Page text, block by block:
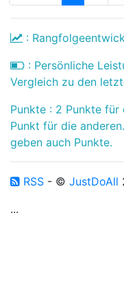
:
: Persönliche
Vergleich zu den
Punkte : 2 Punkte für
Punkt für die
geben auch Punkte.
RSS - © JustDoAll
...